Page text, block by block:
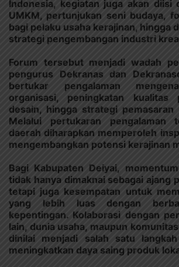
Indonesia, kegiatan juga akan diisi
UMKM, pertunjukan seni budaya,
bagi pelaku usaha kerajinan, hingga
strategi pengembangan industri
Forum tersebut menjadi wadah
pengurus Dekranas dan
bertukar pengalaman
organisasi, peningkatan kualitas
desain, hingga strategi pemasaran
Melalui pertukaran pengalaman
daerah diharapkan memperoleh
mengembangkan potensi kerajinan
Bagi Kabupaten Deiyai,
tidak hanya dimaknai sebagai ajang
tetapi juga kesempatan untuk
yang lebih luas dengan
kepentingan. Kolaborasi dengan
lain, dunia usaha, maupun
dinilai menjadi salah satu
meningkatkan daya saing produk